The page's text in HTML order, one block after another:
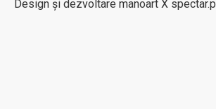
Design și dezvoltare manoart X spectar.pl